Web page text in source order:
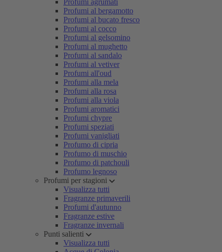
Profumi agrumati
Profumi al bergamotto
Profumi al bucato fresco
Profumi al cocco
Profumi al gelsomino
Profumi al mughetto
Profumi al sandalo
Profumi al vetiver
Profumi all'oud
Profumi alla mela
Profumi alla rosa
Profumi alla viola
Profumi aromatici
Profumi chypre
Profumi speziati
Profumi vanigliati
Profumo di cipria
Profumo di muschio
Profumo di patchouli
Profumo legnoso
Profumi per stagioni
Visualizza tutti
Fragranze primaverili
Profumi d'autunno
Fragranze estive
Fragranze invernali
Punti salienti
Visualizza tutti